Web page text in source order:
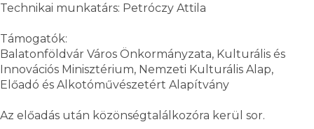
Technikai munkatárs: Petróczy Attila
Támogatók:
Balatonföldvár Város Önkormányzata, Kulturális és
Innovációs Minisztérium, Nemzeti Kulturális Alap,
Előadó és Alkotóművészetért Alapítvány
Az előadás után közönségtalálkozóra kerül sor.